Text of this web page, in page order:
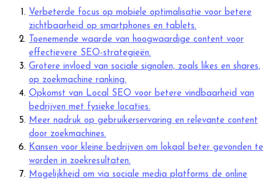
Verbeterde focus op mobiele optimalisatie voor betere
zichtbaarheid op smartphones en tablets.
Toenemende waarde van hoogwaardige content voor
effectievere SEO-strategieën.
Grotere invloed van sociale signalen, zoals likes en shares,
op zoekmachine ranking.
Opkomst van Local SEO voor betere vindbaarheid van
bedrijven met fysieke locaties.
Meer nadruk op gebruikerservaring en relevante content
door zoekmachines.
Kansen voor kleine bedrijven om lokaal beter gevonden te
worden in zoekresultaten.
Mogelijkheid om via sociale media platforms de online